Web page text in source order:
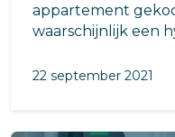
appartement
waarschijnlijk een
oversluiten van je
22 september 2021